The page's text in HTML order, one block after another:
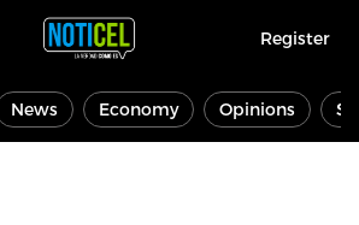
Register
News Economy Opinions